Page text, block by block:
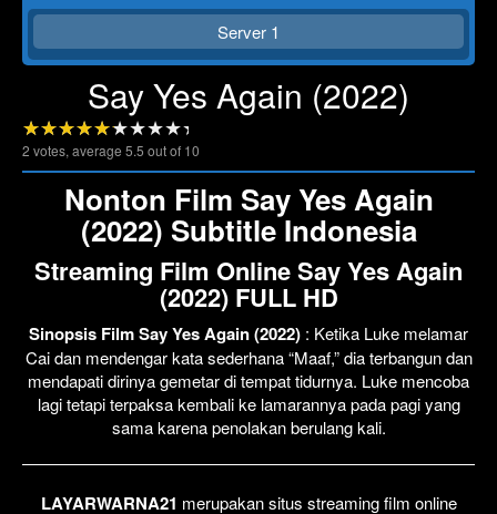
Lewati >>>
Click To Play
Server 1
Say Yes Again (2022)
2 votes, average 5.5 out of 10
Nonton Film Say Yes Again
(2022) Subtitle Indonesia
Streaming Film Online Say Yes Again
(2022) FULL HD
Sinopsis Film Say Yes Again (2022) : Ketika Luke melamar
Cai dan mendengar kata sederhana “Maaf,” dia terbangun dan
mendapati dirinya gemetar di tempat tidurnya. Luke mencoba
lagi tetapi terpaksa kembali ke lamarannya pada pagi yang
sama karena penolakan berulang kali.
LAYARWARNA21 merupakan situs streaming film online